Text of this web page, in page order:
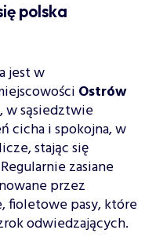
polska
jest w
Ostrów
w sąsiedztwie
cicha i spokojna, w
stając się
zasiane
przez
fioletowe pasy, które
odwiedzających.